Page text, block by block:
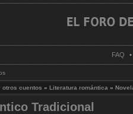
FAQ •
otros cuentos » Literatura romántica »
Tradicional